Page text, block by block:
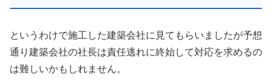
というわけで施工した建築会社に見てもらいましたが予想
通り建築会社の社長は責任逃れに終始して対応を求めるの
は難しいかもしれません。